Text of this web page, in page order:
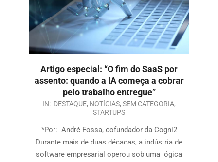
Artigo especial: “O fim do SaaS por
assento: quando a IA começa a cobrar
pelo trabalho entregue”
IN: DESTAQUE, NOTÍCIAS, SEM CATEGORIA,
STARTUPS
*Por: André Fossa, cofundador da Cogni2
Durante mais de duas décadas, a indústria de
software empresarial operou sob uma lógica